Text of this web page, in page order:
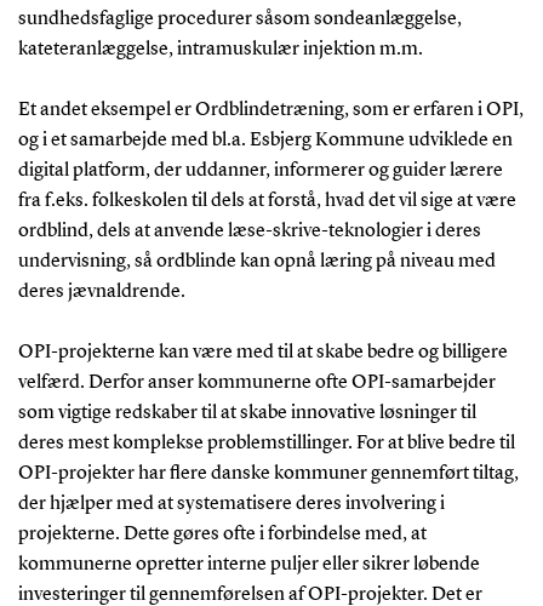
sundhedsfaglige procedurer såsom sondeanlæggelse,
kateteranlæggelse, intramuskulær injektion m.m.
Et andet eksempel er Ordblindetræning, som er erfaren i OPI,
og i et samarbejde med bl.a. Esbjerg Kommune udviklede en
digital platform, der uddanner, informerer og guider lærere
fra f.eks. folkeskolen til dels at forstå, hvad det vil sige at være
ordblind, dels at anvende læse-skrive-teknologier i deres
undervisning, så ordblinde kan opnå læring på niveau med
deres jævnaldrende.
OPI-projekterne kan være med til at skabe bedre og billigere
velfærd. Derfor anser kommunerne ofte OPI-samarbejder
som vigtige redskaber til at skabe innovative løsninger til
deres mest komplekse problemstillinger. For at blive bedre til
OPI-projekter har flere danske kommuner gennemført tiltag,
der hjælper med at systematisere deres involvering i
projekterne. Dette gøres ofte i forbindelse med, at
kommunerne opretter interne puljer eller sikrer løbende
investeringer til gennemførelsen af OPI-projekter. Det er